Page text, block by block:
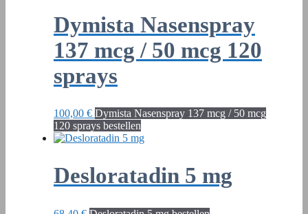
Dymista Nasenspray
137 mcg / 50 mcg 120
sprays
100,00 € Dymista Nasenspray 137 mcg / 50 mcg
120 sprays bestellen
Desloratadin 5 mg